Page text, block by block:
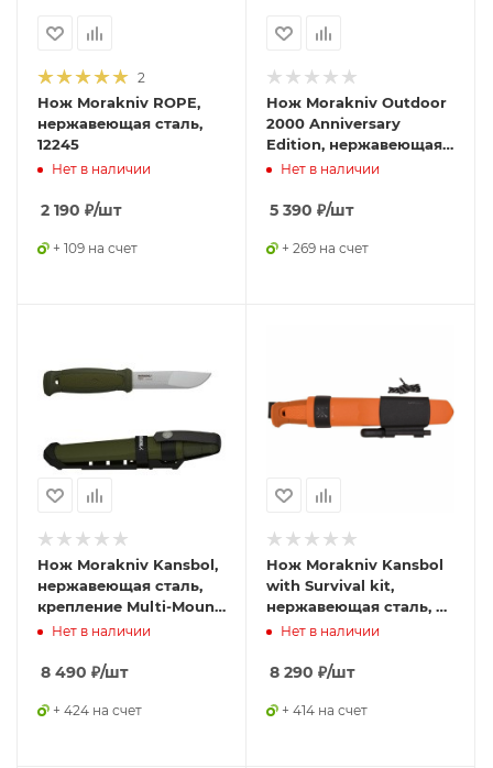
2
Нож Morakniv ROPE,
нержавеющая сталь,
12245
Нет в наличии
2 190 ₽/шт
+ 109 на счет
Нож Morakniv Outdoor
2000 Anniversary
Edition, нержавеющая
сталь, 13949
Нет в наличии
5 390 ₽/шт
+ 269 на счет
Нож Morakniv Kansbol,
нержавеющая сталь,
крепление Multi-Mount,
12645S
Нет в наличии
8 490 ₽/шт
+ 424 на счет
Нож Morakniv Kansbol
with Survival kit,
нержавеющая сталь, с
огнивом, 13913
Нет в наличии
8 290 ₽/шт
+ 414 на счет